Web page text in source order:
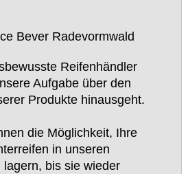
Reifenhändler
Aufgabe über den
Produkte hinausgeht.
die Möglichkeit, Ihre
in unseren
bis sie wieder